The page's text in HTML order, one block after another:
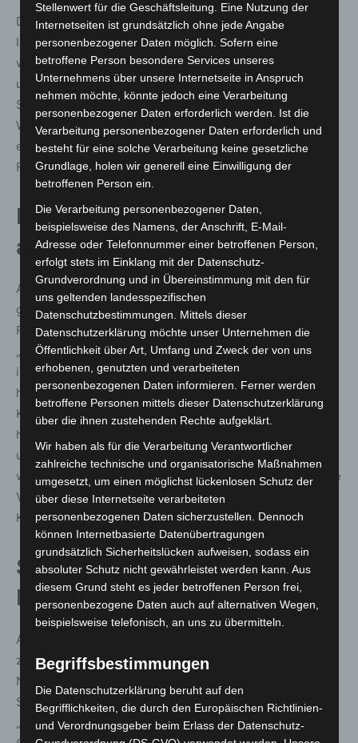
Das Team um Cora Funk führte rund 150 allgemeine
Informationsgespräche, leistete etwa 50 kürzere Hilfen
wie Wasserbereitstellung oder Orientierungshilfen und
unterstützte in rund 100 Fällen Personen in belastenden
Situationen. Besonders an den besucherstarken
Wochenenden war das Team präsent und trug
entscheidend zur sicheren Atmosphäre auf dem
Festgelände bei.
DRK verzeichnet mehr Einsätze
als im Vorjahr
Auch das Deutsche Rote Kreuz (DRK) war während der
gesamten Festtage im Einsatz. DRK-Gesamteinsatzleiter
Florian Peters berichtet:
„Es war mehr zu tun als im vergangenen Jahr,
insbesondere am Tag des Ausmarsches. Wie immer
haben alle bestens Hand in Hand gearbeitet und die
Kooperation mit den Veranstaltern war wie immer
hervorragend. Wir sind nun schon fast 55 Jahre dabei
und machen das immer wieder gern – ganz sicher auch
weiterhin.“ Bis Sonntagmorgen wurden 145 medizinische
Versorgungen registriert, 32 davon führten zu
Krankenhaustransporten, darunter fünf Notarzteinsätze.
Schausteller ziehen positives
Fazit
Auch die Schausteller und Gastronomen zeigen sich
zufrieden. Fred Hanstein, Vorsitzender des
Niedersächsischen Landesverbandes der Markt- und
Schaustellerbetriebe e. V., erklärt:
„Das war wieder eine sehr ordentliche Veranstaltung, die
Stellenwert für die Geschäftsleitung. Eine Nutzung der
Internetseiten ist grundsätzlich ohne jede Angabe
personenbezogener Daten möglich. Sofern eine
betroffene Person besondere Services unseres
Unternehmens über unsere Internetseite in Anspruch
nehmen möchte, könnte jedoch eine Verarbeitung
personenbezogener Daten erforderlich werden. Ist die
Verarbeitung personenbezogener Daten erforderlich und
besteht für eine solche Verarbeitung keine gesetzliche
Grundlage, holen wir generell eine Einwilligung der
betroffenen Person ein.
Die Verarbeitung personenbezogener Daten,
beispielsweise des Namens, der Anschrift, E-Mail-
Adresse oder Telefonnummer einer betroffenen Person,
erfolgt stets im Einklang mit der Datenschutz-
Grundverordnung und in Übereinstimmung mit den für
uns geltenden landesspezifischen
Datenschutzbestimmungen. Mittels dieser
Datenschutzerklärung möchte unser Unternehmen die
Öffentlichkeit über Art, Umfang und Zweck der von uns
erhobenen, genutzten und verarbeiteten
personenbezogenen Daten informieren. Ferner werden
betroffene Personen mittels dieser Datenschutzerklärung
über die ihnen zustehenden Rechte aufgeklärt.
Wir haben als für die Verarbeitung Verantwortlicher
zahlreiche technische und organisatorische Maßnahmen
umgesetzt, um einen möglichst lückenlosen Schutz der
über diese Internetseite verarbeiteten
personenbezogenen Daten sicherzustellen. Dennoch
können Internetbasierte Datenübertragungen
grundsätzlich Sicherheitslücken aufweisen, sodass ein
absoluter Schutz nicht gewährleistet werden kann. Aus
diesem Grund steht es jeder betroffenen Person frei,
personenbezogene Daten auch auf alternativen Wegen,
beispielsweise telefonisch, an uns zu übermitteln.
Begriffsbestimmungen
Die Datenschutzerklärung beruht auf den
Begrifflichkeiten, die durch den Europäischen Richtlinien-
und Verordnungsgeber beim Erlass der Datenschutz-